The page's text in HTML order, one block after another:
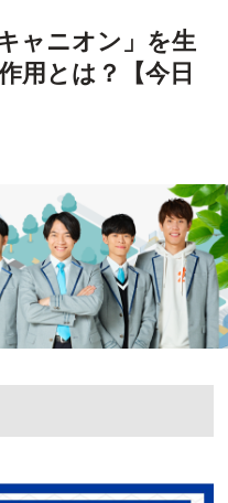
ャニオン」を生
用とは？【今日